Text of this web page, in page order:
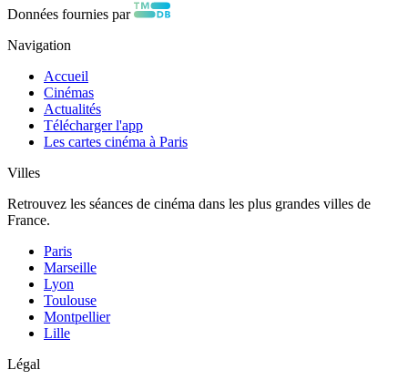
Données fournies par
Navigation
Accueil
Cinémas
Actualités
Télécharger l'app
Les cartes cinéma à Paris
Villes
Retrouvez les séances de cinéma dans les plus grandes villes de
France.
Paris
Marseille
Lyon
Toulouse
Montpellier
Lille
Légal